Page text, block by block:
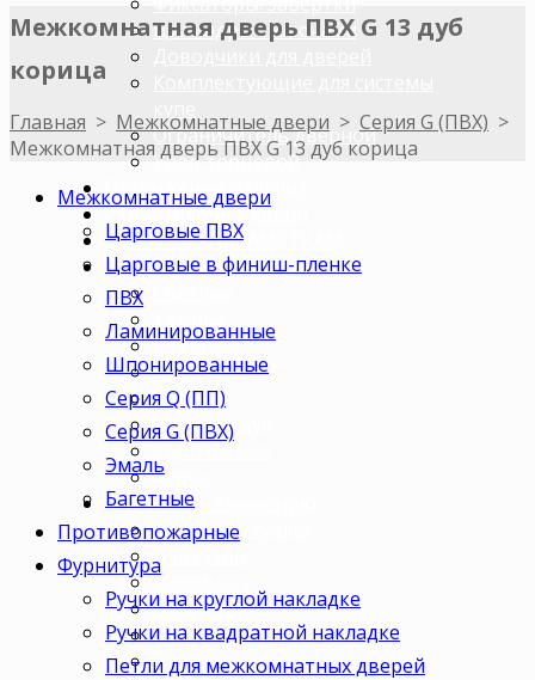
Цилиндры с ключами
Ограничитель дверной
Упор торцевой
Погонажные изделия
Строительные двери
ДВЕРИ ПО ПАРАМЕТРАМ
Двери по цветам
Бежевые
Венге
Орех
Беленый дуб
Коричневые
Серые
Двери по назначению
В ванную/туалет
Для кухни
В комнату
В кабинет
В детскую
В спальню
Межкомнатная дверь ПВХ G 13 дуб
корица
Главная > Межкомнатные двери > Серия G (ПВХ) >
Межкомнатная дверь ПВХ G 13 дуб корица
Межкомнатные двери
Царговые ПВХ
Царговые в финиш-пленке
ПВХ
Ламинированные
Шпонированные
Серия Q (ПП)
Серия G (ПВХ)
Эмаль
Багетные
Противопожарные
Фурнитура
Ручки на круглой накладке
Ручки на квадратной накладке
Петли для межкомнатных дверей